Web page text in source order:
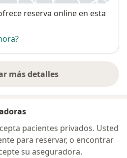
reserva online en esta
más detalles
sobre la dirección
pacientes privados. Usted
para reservar, o encontrar
su aseguradora.